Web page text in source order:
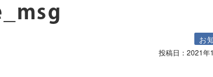
お
投稿日： 2021年